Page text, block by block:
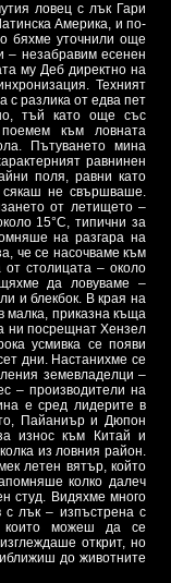
ловец с лък Гари
Америка, и по-
бяхме уточнили още
– незабравим есенен
му Деб директно на
Техният
с разлика от едва пет
тъй като още със
към ловната
Пътуването мина
равнинен
поля, равни като
не свършваше.
от летището –
15°C, типични за
на разгара на
че се насочваме към
столицата – около
да ловуваме –
и блекбок. В края на
малка, приказна къща
ни посрещнат Хензел
усмивка се появи
дни. Настанихме се
земевладелци –
– производители на
е сред лидерите в
Пайаниър и Дюпон
износ към Китай и
из ловния район.
летен вятър, който
колко далеч
студ. Видяхме много
с лък – изпъстрена с
които можеш да се
открит, но
до животните